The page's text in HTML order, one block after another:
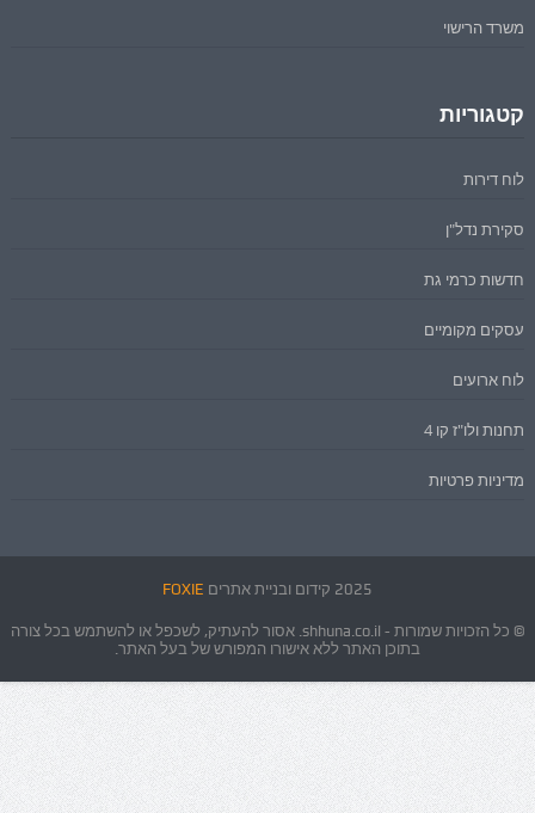
משרד הרישוי
קטגוריות
לוח דירות
סקירת נדל"ן
חדשות כרמי גת
עסקים מקומיים
לוח ארועים
תחנות ולו"ז קו 4
מדיניות פרטיות
2025 קידום ובניית אתרים FOXIE
© כל הזכויות שמורות - shhuna.co.il. אסור להעתיק, לשכפל או להשתמש בכל צורה
בתוכן האתר ללא אישורו המפורש של בעל האתר.